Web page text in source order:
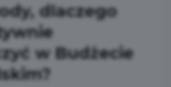
dlaczego
w Budżecie